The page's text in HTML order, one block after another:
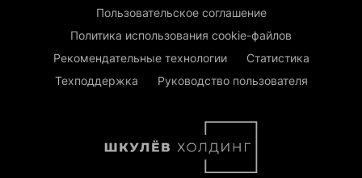
Пользовательское соглашение
Политика использования cookie-файлов
Рекомендательные технологии
Статистика
Техподдержка
Руководство пользователя